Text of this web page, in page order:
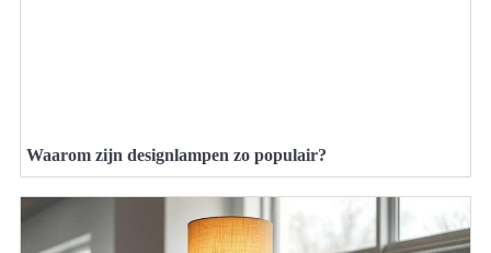
Waarom zijn designlampen zo populair?